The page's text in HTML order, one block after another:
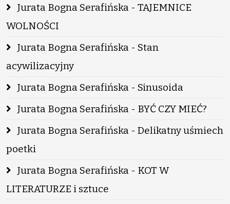
Jurata Bogna Serafińska - TAJEMNICE
WOLNOŚCI
Jurata Bogna Serafińska - Stan
acywilizacyjny
Jurata Bogna Serafińska - Sinusoida
Jurata Bogna Serafińska - BYĆ CZY MIEĆ?
Jurata Bogna Serafińska - Delikatny uśmiech
poetki
Jurata Bogna Serafińska - KOT W
LITERATURZE i sztuce